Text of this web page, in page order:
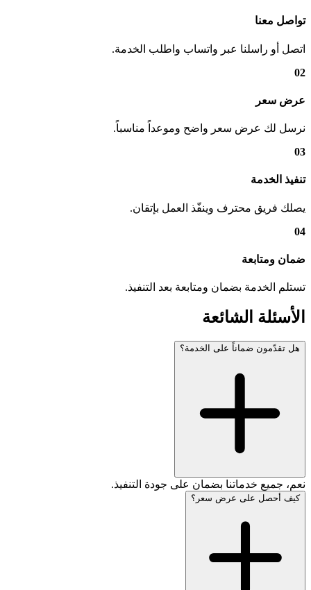
تواصل معنا
اتصل أو راسلنا عبر واتساب واطلب الخدمة.
02
عرض سعر
نرسل لك عرض سعر واضح وموعداً مناسباً.
03
تنفيذ الخدمة
يصلك فريق محترف وينفّذ العمل بإتقان.
04
ضمان ومتابعة
تستلم الخدمة بضمان ومتابعة بعد التنفيذ.
الأسئلة الشائعة
هل تقدّمون ضماناً على الخدمة؟
نعم، جميع خدماتنا بضمان على جودة التنفيذ.
كيف أحصل على عرض سعر؟